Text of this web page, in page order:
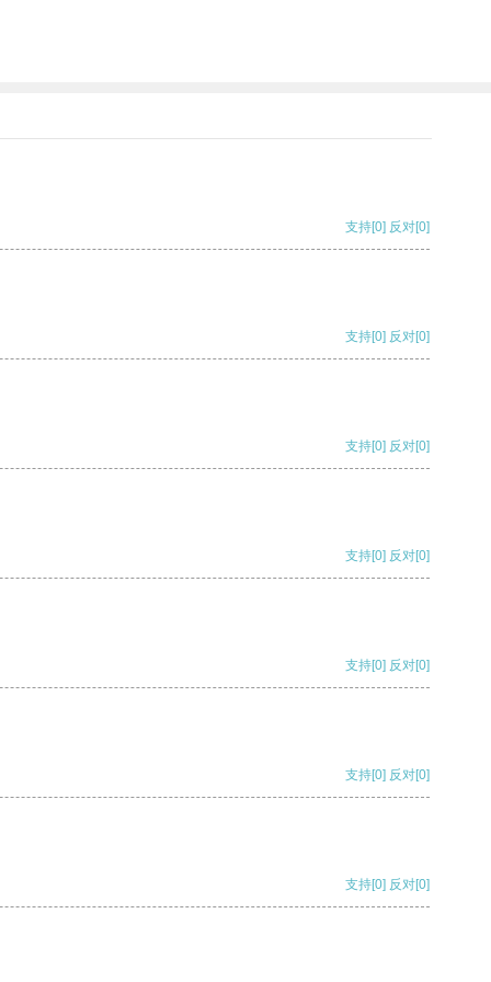
支持[0] 反对[0]
支持[0] 反对[0]
支持[0] 反对[0]
支持[0] 反对[0]
支持[0] 反对[0]
支持[0] 反对[0]
支持[0] 反对[0]